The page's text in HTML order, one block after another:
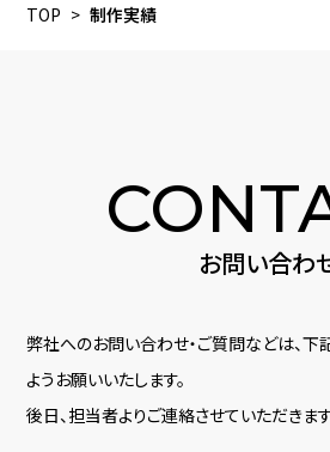
TOP 制作実績
お問い合わ
弊社へのお問い合わせ・ご質問などは、下
ようお願いいたします。
後日、担当者よりご連絡させていただきます